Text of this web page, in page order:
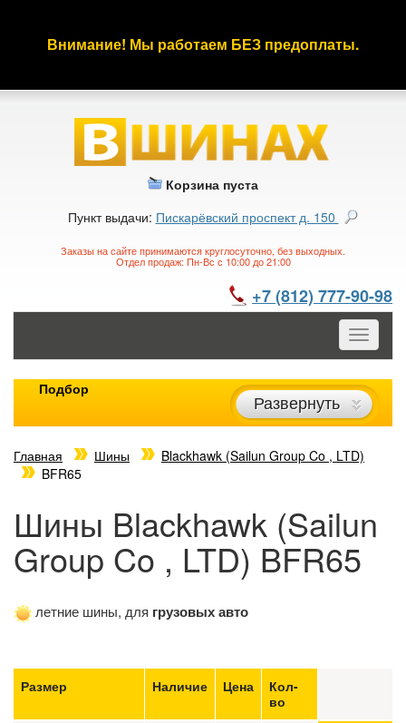
Внимание! Мы работаем БЕЗ предоплаты.
Корзина пуста
Пункт выдачи: Пискарёвский проспект д. 150
Заказы на сайте принимаются круглосуточно, без выходных.
Отдел продаж: Пн-Вс с 10:00 до 21:00
+7 (812) 777-90-98
Toggle
Подбор
Развернуть
Главная Шины
Blackhawk (Sailun Group Co , LTD)
BFR65
Шины Blackhawk (Sailun
Group Co , LTD) BFR65
летние шины, для грузовых авто
Размер Наличие Цена
Кол-
во